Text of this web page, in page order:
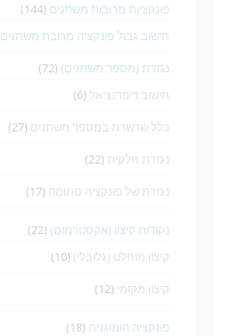
פונקציות מרובות משתנים (144)
חישוב גבול פונקציה מרובת משתנים
נגזרת (מספר משתנים) (72)
חישוב דיפרנציאל (6)
כלל שרשרת במספר משתנים (27)
נגזרת חלקית (22)
נגזרת של פונקציה סתומה (17)
נקודות קיצון (אקסטרמום) (22)
קיצון מוחלט (גלובלי) (10)
קיצון מקומי (12)
פונקציה הומוגנית (18)